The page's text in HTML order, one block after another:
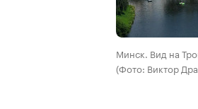
Минск. Вид на
(Фото: Виктор